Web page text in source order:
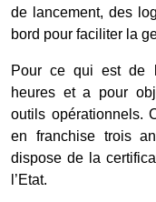
de lancement, des
bord pour faciliter la
Pour ce qui est de
heures et a pour
outils opérationnels.
en franchise trois
dispose de la
l’Etat.